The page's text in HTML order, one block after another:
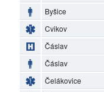
Byšice
Cvikov
Čáslav
Čáslav
Čelákovice